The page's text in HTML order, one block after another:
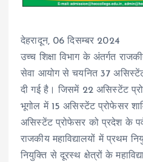
देहरादून, 06 दिसम्बर 2024
उच्च शिक्षा विभाग के अंतर्गत
सेवा आयोग से चयनित 37
दी गई है। जिसमें 22 असिस्टेंट
भूगोल में 15 असिस्टेंट प्रोफेसर
असिस्टेंट प्रोफेसर को प्रदेश के
राजकीय महाविद्यालयों में प्रथम
नियुक्ति से दूरस्थ क्षेत्रों के